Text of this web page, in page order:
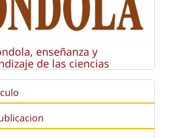
enseñanza y
de las ciencias